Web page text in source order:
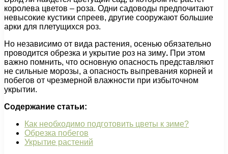
королева цветов – роза. Одни садоводы предпочитают
невысокие кустики спреев, другие сооружают большие
арки для плетущихся роз.
Но независимо от вида растения, осенью обязательно
проводится обрезка и укрытие роз на зиму. При этом
важно помнить, что основную опасность представляют
не сильные морозы, а опасность выпревания корней и
побегов от чрезмерной влажности при избыточном
укрытии.
Содержание статьи:
Как необходимо подготовить цветы к зиме?
Обрезка побегов
Укрытие растений